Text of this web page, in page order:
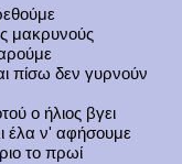
μακρυνούς
πίσω δεν γυρνούν
ο ήλιος βγει
έλα ν' αφήσουμε
το πρωί